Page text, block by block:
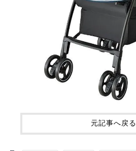
元記事へ戻る